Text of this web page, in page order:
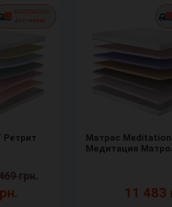
БЕСПЛАТНО
доставим!
грн.
Матрас
Медитация
11 483